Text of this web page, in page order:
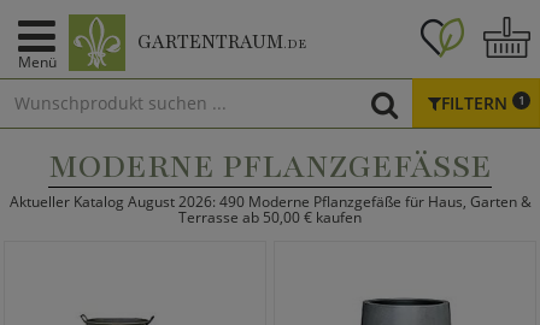
Menü
GARTENTRAUM.DE
FILTERN 1
MODERNE PFLANZGEFÄSSE
Aktueller Katalog August 2026: 490 Moderne Pflanzgefäße für Haus, Garten &
Terrasse ab 50,00 € kaufen